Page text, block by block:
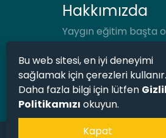
Hakkımızda
Yaygın eğitim başta
okullar, devlet
bir araya getirerek
kaynağı oluşturuyoruz.
Bu web sitesi, en iyi deneyimi
sağlamak için çerezleri kullanır.
Daha fazla bilgi için lütfen
Politikamızı okuyun.
Kapat